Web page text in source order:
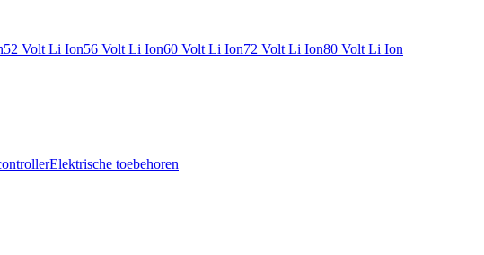
52 Volt Li Ion56 Volt Li Ion60 Volt Li Ion72 Volt Li Ion80 Volt Li Ion
Elektrische toebehoren